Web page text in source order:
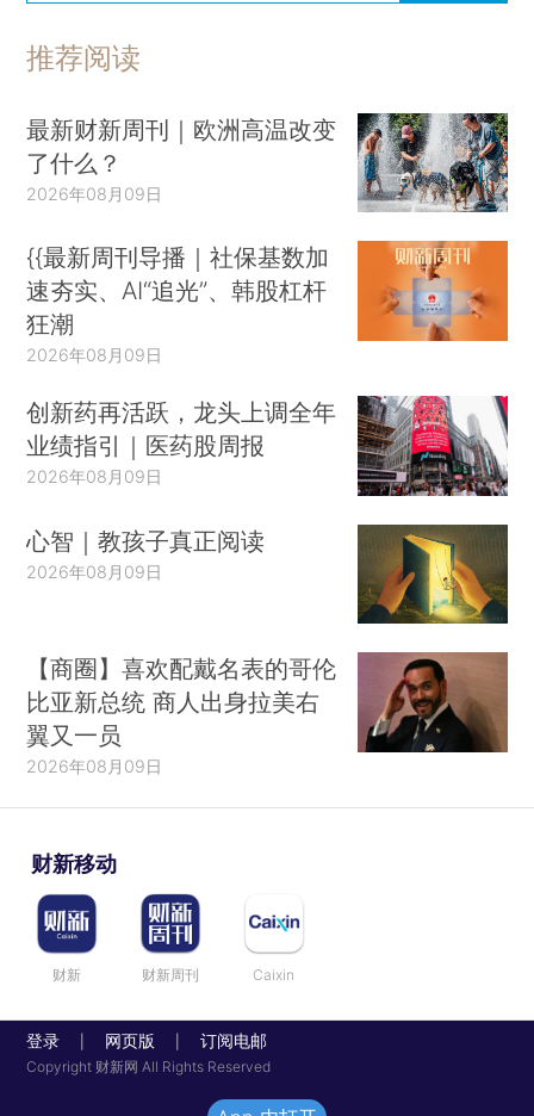
推荐阅读
最新财新周刊｜欧洲高温改变
了什么？
2026年08月09日
{{最新周刊导播｜社保基数加
速夯实、AI“追光”、韩股杠杆
狂潮
2026年08月09日
创新药再活跃，龙头上调全年
业绩指引｜医药股周报
2026年08月09日
心智｜教孩子真正阅读
2026年08月09日
【商圈】喜欢配戴名表的哥伦
比亚新总统 商人出身拉美右
翼又一员
2026年08月09日
财新移动
财新 财新周刊 Caixin
登录 网页版 订阅电邮
Copyright 财新网 All Rights Reserved